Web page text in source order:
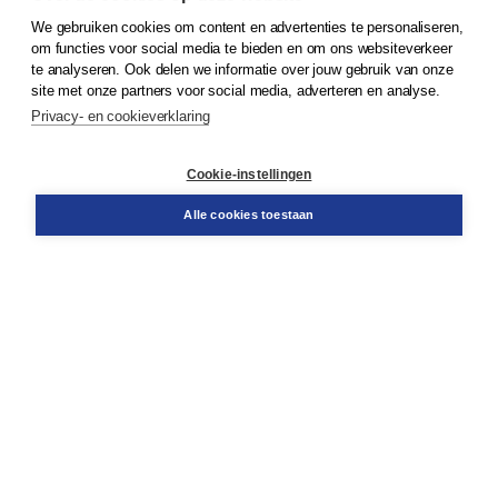
© 2026Koninklijke Boom uitgevers
Klantenservice
Service & informatie
Contact
We gebruiken cookies om content en advertenties te personaliseren,
om functies voor social media te bieden en om ons websiteverkeer
te analyseren. Ook delen we informatie over jouw gebruik van onze
site met onze partners voor social media, adverteren en analyse.
Privacy- en cookieverklaring
Cookie-instellingen
Alle cookies toestaan